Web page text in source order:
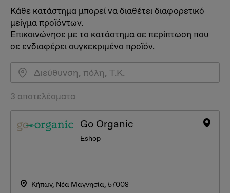
Κάθε κατάστημα μπορεί να διαθέτει διαφορετικό
μείγμα προϊόντων.
Επικοινώνησε με το κατάστημα σε περίπτωση που
σε ενδιαφέρει συγκεκριμένο προϊόν.
3 αποτελέσματα
Go Organic
Eshop
Κήπων, Νέα Μαγνησία, 57008